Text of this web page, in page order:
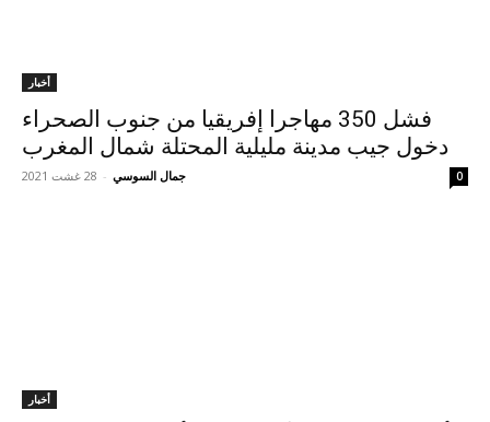
أخبار
فشل 350 مهاجرا إفريقيا من جنوب الصحراء
دخول جيب مدينة مليلية المحتلة شمال المغرب
جمال السوسي - 28 غشت 2021 0
أخبار